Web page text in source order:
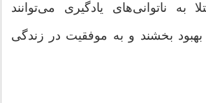
به ناتوانی‌های یادگیری می‌توانند
بخشند و به موفقیت در زندگی